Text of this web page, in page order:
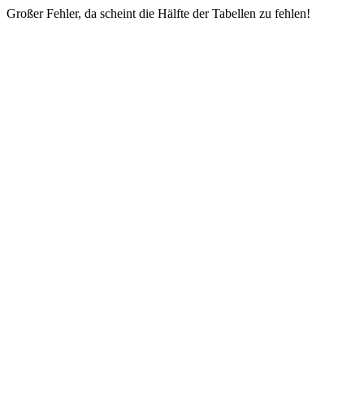
Großer Fehler, da scheint die Hälfte der Tabellen zu fehlen!